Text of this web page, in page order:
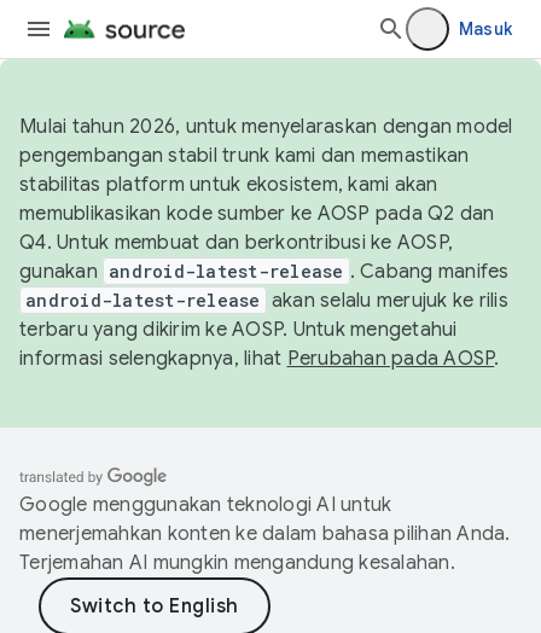
Masuk
Mulai tahun 2026, untuk menyelaraskan dengan model
pengembangan stabil trunk kami dan memastikan
stabilitas platform untuk ekosistem, kami akan
memublikasikan kode sumber ke AOSP pada Q2 dan
Q4. Untuk membuat dan berkontribusi ke AOSP,
gunakan android-latest-release . Cabang manifes
android-latest-release akan selalu merujuk ke rilis
terbaru yang dikirim ke AOSP. Untuk mengetahui
informasi selengkapnya, lihat Perubahan pada AOSP.
Google menggunakan teknologi AI untuk
menerjemahkan konten ke dalam bahasa pilihan Anda.
Terjemahan AI mungkin mengandung kesalahan.